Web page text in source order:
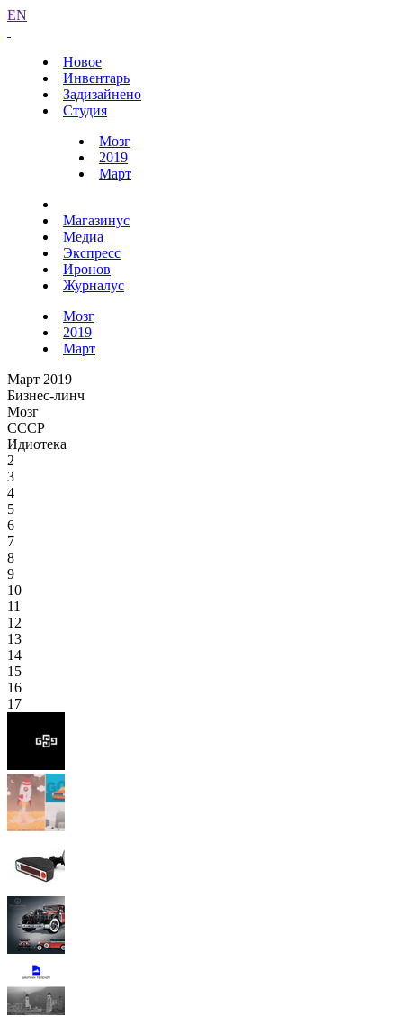
EN
Новое
Инвентарь
Задизайнено
Студия
Мозг
2019
Март
Магазинус
Медиа
Экспресс
Иронов
Журналус
Мозг
2019
Март
Март 2019
Бизнес-линч
Мозг
СССР
Идиотека
2
3
4
5
6
7
8
9
10
11
12
13
14
15
16
17